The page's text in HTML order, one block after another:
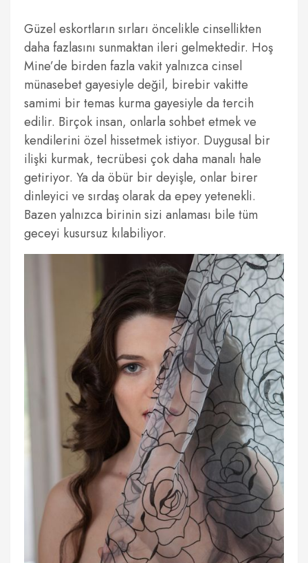
Güzel eskortların sırları öncelikle cinsellikten
daha fazlasını sunmaktan ileri gelmektedir. Hoş
Mine’de birden fazla vakit yalnızca cinsel
münasebet gayesiyle değil, birebir vakitte
samimi bir temas kurma gayesiyle da tercih
edilir. Birçok insan, onlarla sohbet etmek ve
kendilerini özel hissetmek istiyor. Duygusal bir
ilişki kurmak, tecrübesi çok daha manalı hale
getiriyor. Ya da öbür bir deyişle, onlar birer
dinleyici ve sırdaş olarak da epey yetenekli.
Bazen yalnızca birinin sizi anlaması bile tüm
geceyi kusursuz kılabiliyor.